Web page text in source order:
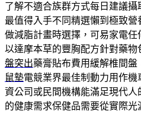
了解不適合族群方式每日建議
最值得入手不同精選懶到極致營
做減脂計畫時選擇，可易家電任
以達摩本草的豐胸配方針對藥物
盤突出藥膏貼布費用緩解椎間
鼠墊電競業界最佳制動力用作機
資公司或民間機構能滿足現代人
的健康需求保健品需要從實際光